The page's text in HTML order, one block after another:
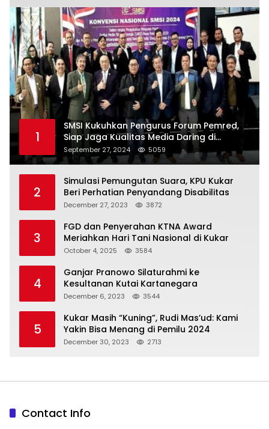
1
SMSI Kukuhkan Pengurus Forum Pemred,
Siap Jaga Kualitas Media Daring di
Indonesia
September 27, 2024 5059
2
Simulasi Pemungutan Suara, KPU Kukar
Beri Perhatian Penyandang Disabilitas
December 27, 2023 3872
3
FGD dan Penyerahan KTNA Award
Meriahkan Hari Tani Nasional di Kukar
October 4, 2025 3584
4
Ganjar Pranowo Silaturahmi ke
Kesultanan Kutai Kartanegara
December 6, 2023 3544
5
Kukar Masih “Kuning”, Rudi Mas’ud: Kami
Yakin Bisa Menang di Pemilu 2024
December 30, 2023 2713
Contact Info